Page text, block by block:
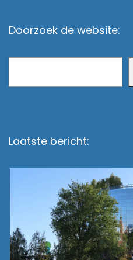
Doorzoek de website:
Laatste bericht: